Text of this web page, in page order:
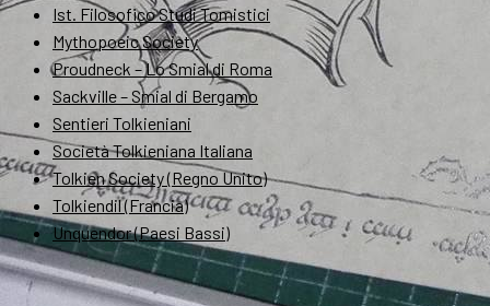
Ist. Filosofico Studi Tomistici
Mythopoeic Society
Proudneck – Lo Smial di Roma
Sackville – Smial di Bergamo
Sentieri Tolkieniani
Società Tolkieniana Italiana
Tolkien Society (Regno Unito)
Tolkiendil (Francia)
Unquendor (Paesi Bassi)